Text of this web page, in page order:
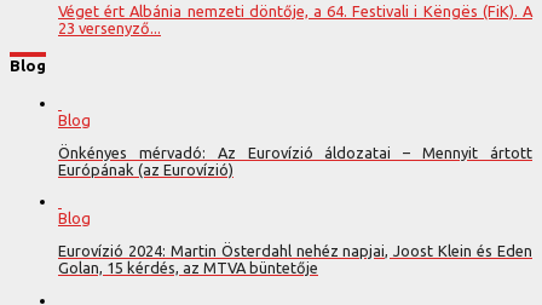
Véget ért Albánia nemzeti döntője, a 64. Festivali i Këngës (FiK). A
23 versenyző...
Blog
Blog
Önkényes mérvadó: Az Eurovízió áldozatai – Mennyit ártott
Európának (az Eurovízió)
Blog
Eurovízió 2024: Martin Österdahl nehéz napjai, Joost Klein és Eden
Golan, 15 kérdés, az MTVA büntetője